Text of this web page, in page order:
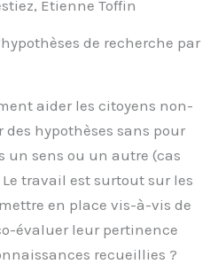
Etienne Toffin
de recherche par
aider les citoyens non-
hypothèses sans pour
un sens ou un autre (cas
travail est surtout sur les
en place vis-à-vis de
évaluer leur pertinence
recueillies ?